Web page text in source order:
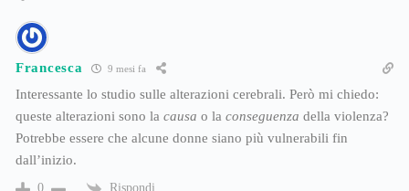
Francesca 9 mesi fa
Interessante lo studio sulle alterazioni cerebrali. Però mi chiedo:
queste alterazioni sono la causa o la conseguenza della violenza?
Potrebbe essere che alcune donne siano più vulnerabili fin
dall’inizio.
0 Rispondi